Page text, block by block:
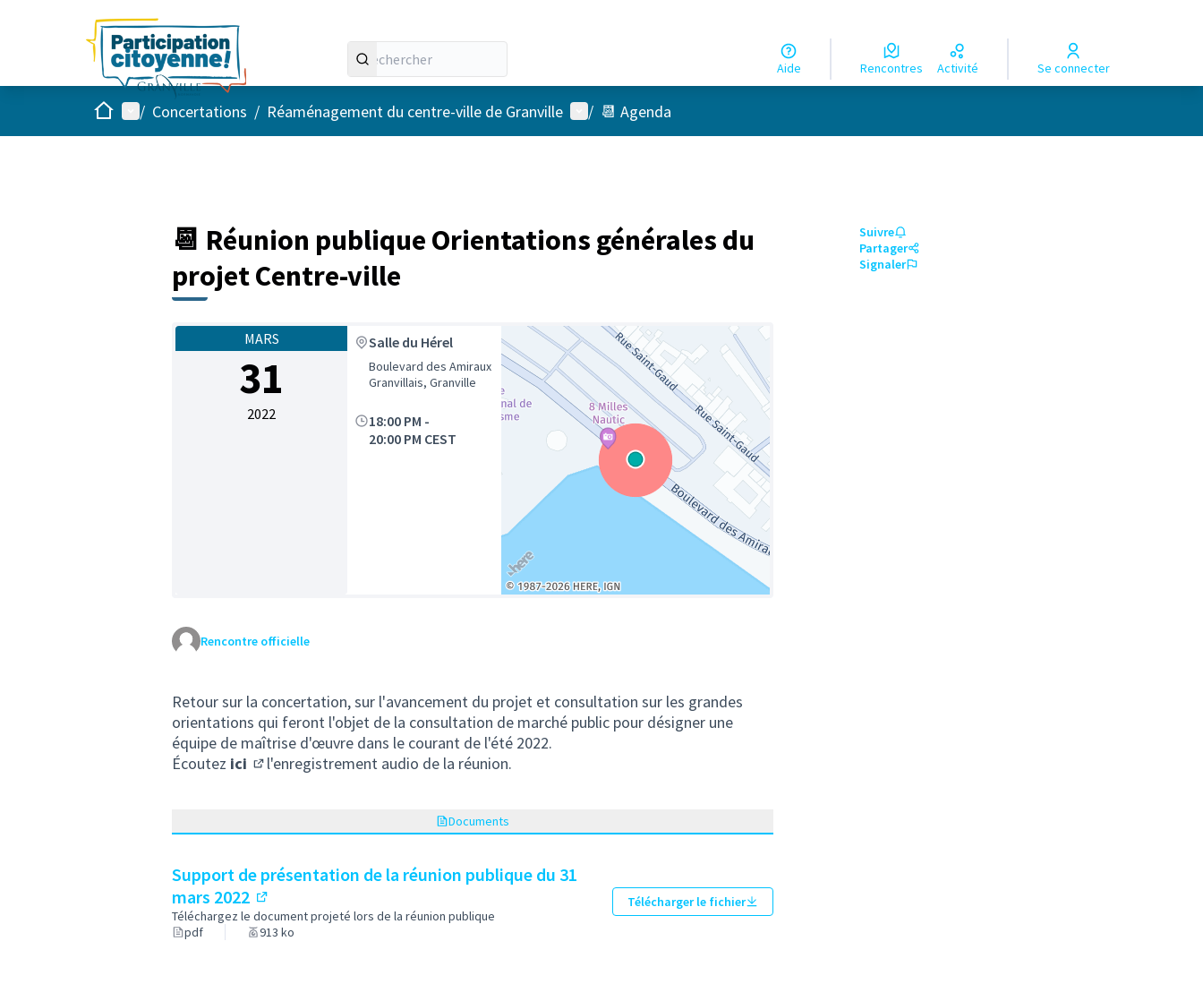
Aide Rencontres Activité Se connecter
AccueilMenu principal
/ Concertations / Réaménagement du centre-ville de Granville Menu utilisateur
/ 📆 Agenda
📆 Réunion publique Orientations générales du
projet Centre-ville
MARS
31
2022
Salle du Hérel
Boulevard des Amiraux
Granvillais, Granville
18:00 PM -
20:00 PM CEST
Rencontre officielle
Retour sur la concertation, sur l'avancement du projet et consultation sur les grandes
orientations qui feront l'objet de la consultation de marché public pour désigner une
équipe de maîtrise d'œuvre dans le courant de l'été 2022.
Écoutez ici
(S'ouvre dans un nouvel onglet)
l'enregistrement audio de la réunion.
Documents
Support de présentation de la réunion publique du 31
mars 2022
(Lien externe)
Téléchargez le document projeté lors de la réunion publique
pdf
913 ko
Télécharger le fichier
Suivre
Partager
Signaler